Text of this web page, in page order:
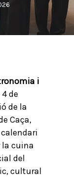
i
de
de la
Caça,
la cuina
del
cultural